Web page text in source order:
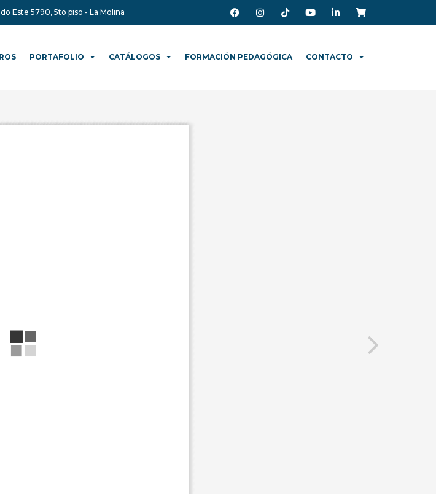
Este 5790, 5to piso - La Molina
PORTAFOLIO CATÁLOGOS FORMACIÓN PEDAGÓGICA CONTACTO